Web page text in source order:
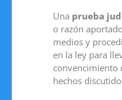
Una prueba
o razón
medios y
en la ley para
convencimiento
hechos